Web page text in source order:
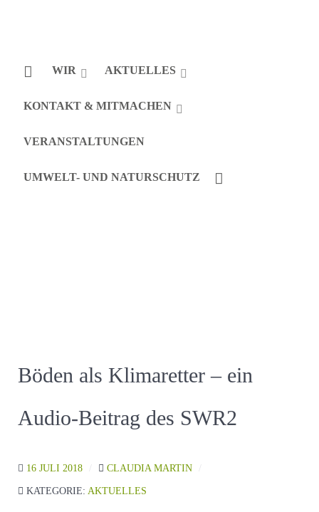
WIR AKTUELLES
KONTAKT & MITMACHEN
VERANSTALTUNGEN
UMWELT- UND NATURSCHUTZ
Böden als Klimaretter – ein
Audio-Beitrag des SWR2
16 JULI 2018 CLAUDIA MARTIN
KATEGORIE: AKTUELLES